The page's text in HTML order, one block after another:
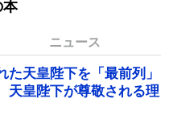
本
ニュース
天皇陛下を「最前列」
皇陛下が尊敬される理